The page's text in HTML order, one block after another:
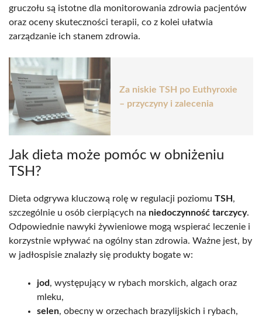
gruczołu są istotne dla monitorowania zdrowia pacjentów
oraz oceny skuteczności terapii, co z kolei ułatwia
zarządzanie ich stanem zdrowia.
Za niskie TSH po Euthyroxie
– przyczyny i zalecenia
Jak dieta może pomóc w obniżeniu
TSH?
Dieta odgrywa kluczową rolę w regulacji poziomu TSH ,
szczególnie u osób cierpiących na niedoczynność tarczycy.
Odpowiednie nawyki żywieniowe mogą wspierać leczenie i
korzystnie wpływać na ogólny stan zdrowia. Ważne jest, by
w jadłospisie znalazły się produkty bogate w:
jod, występujący w rybach morskich, algach oraz
mleku,
selen, obecny w orzechach brazylijskich i rybach,